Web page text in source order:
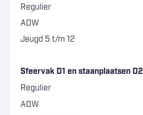
Regulier
AOW
Jeugd 5 t/m 12
Sfeervak D1 en staanplaatsen D2
Regulier
AOW